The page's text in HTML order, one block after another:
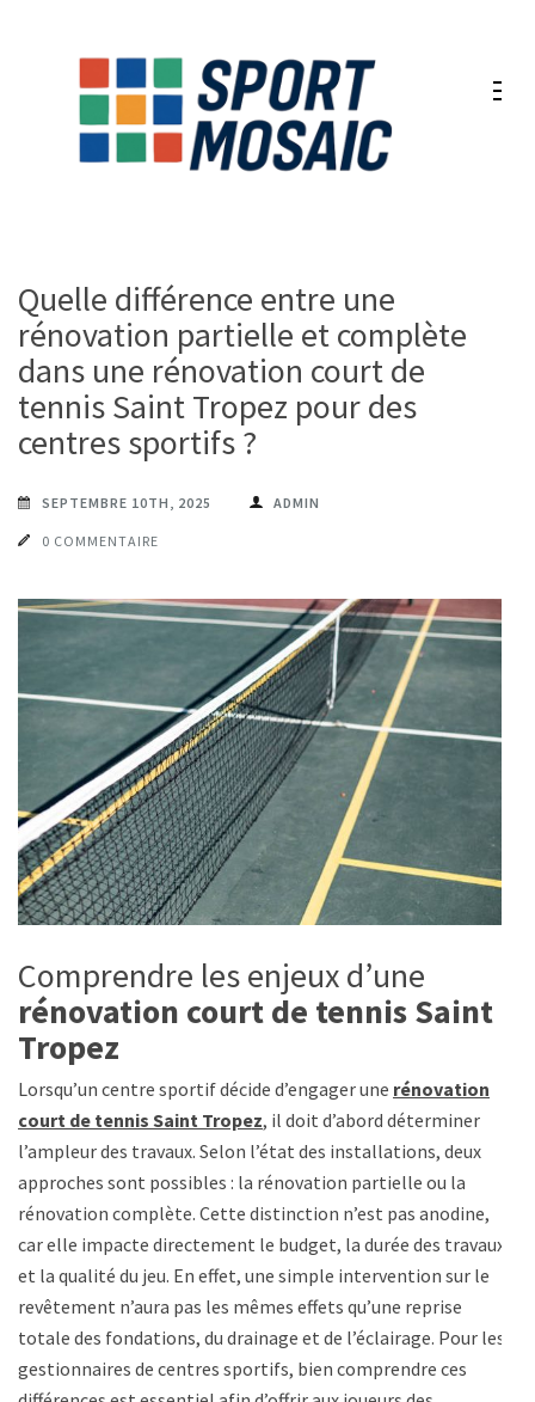
Quelle différence entre une
rénovation partielle et complète
dans une rénovation court de
tennis Saint Tropez pour des
centres sportifs ?
SEPTEMBRE 10TH, 2025 ADMIN
0 COMMENTAIRE
Comprendre les enjeux d’une
rénovation court de tennis Saint
Tropez
Lorsqu’un centre sportif décide d’engager une rénovation
court de tennis Saint Tropez, il doit d’abord déterminer
l’ampleur des travaux. Selon l’état des installations, deux
approches sont possibles : la rénovation partielle ou la
rénovation complète. Cette distinction n’est pas anodine,
car elle impacte directement le budget, la durée des travaux
et la qualité du jeu. En effet, une simple intervention sur le
revêtement n’aura pas les mêmes effets qu’une reprise
totale des fondations, du drainage et de l’éclairage. Pour les
gestionnaires de centres sportifs, bien comprendre ces